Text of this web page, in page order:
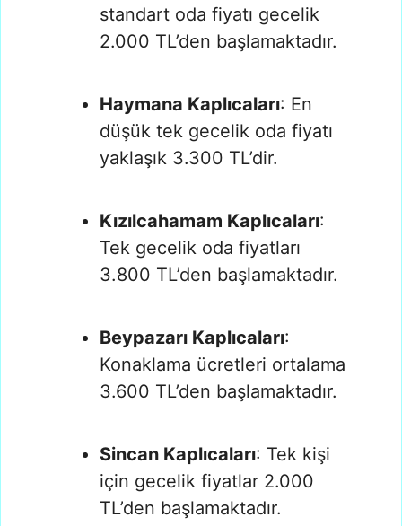
standart oda fiyatı gecelik
2.000 TL’den başlamaktadır.
Haymana Kaplıcaları: En
düşük tek gecelik oda fiyatı
yaklaşık 3.300 TL’dir.
Kızılcahamam Kaplıcaları:
Tek gecelik oda fiyatları
3.800 TL’den başlamaktadır.
Beypazarı Kaplıcaları:
Konaklama ücretleri ortalama
3.600 TL’den başlamaktadır.
Sincan Kaplıcaları: Tek kişi
için gecelik fiyatlar 2.000
TL’den başlamaktadır.